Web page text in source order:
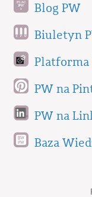
Blog PW
Biuletyn
PW na
PW na
Baza